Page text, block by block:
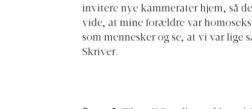
invitere nye kammerater hjem, så
vide, at mine forældre var
som mennesker og se, at vi var lige
Skriver.